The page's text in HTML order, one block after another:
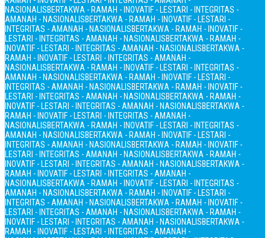
NASIONALISBERTAKWA - RAMAH - INOVATIF - LESTARI - INTEGRITAS -
AMANAH - NASIONALISBERTAKWA - RAMAH - INOVATIF - LESTARI -
INTEGRITAS - AMANAH - NASIONALISBERTAKWA - RAMAH - INOVATIF -
LESTARI - INTEGRITAS - AMANAH - NASIONALISBERTAKWA - RAMAH -
INOVATIF - LESTARI - INTEGRITAS - AMANAH - NASIONALISBERTAKWA -
RAMAH - INOVATIF - LESTARI - INTEGRITAS - AMANAH -
NASIONALISBERTAKWA - RAMAH - INOVATIF - LESTARI - INTEGRITAS -
AMANAH - NASIONALISBERTAKWA - RAMAH - INOVATIF - LESTARI -
INTEGRITAS - AMANAH - NASIONALISBERTAKWA - RAMAH - INOVATIF -
LESTARI - INTEGRITAS - AMANAH - NASIONALISBERTAKWA - RAMAH -
INOVATIF - LESTARI - INTEGRITAS - AMANAH - NASIONALISBERTAKWA -
RAMAH - INOVATIF - LESTARI - INTEGRITAS - AMANAH -
NASIONALISBERTAKWA - RAMAH - INOVATIF - LESTARI - INTEGRITAS -
AMANAH - NASIONALISBERTAKWA - RAMAH - INOVATIF - LESTARI -
INTEGRITAS - AMANAH - NASIONALISBERTAKWA - RAMAH - INOVATIF -
LESTARI - INTEGRITAS - AMANAH - NASIONALISBERTAKWA - RAMAH -
INOVATIF - LESTARI - INTEGRITAS - AMANAH - NASIONALISBERTAKWA -
RAMAH - INOVATIF - LESTARI - INTEGRITAS - AMANAH -
NASIONALISBERTAKWA - RAMAH - INOVATIF - LESTARI - INTEGRITAS -
AMANAH - NASIONALISBERTAKWA - RAMAH - INOVATIF - LESTARI -
INTEGRITAS - AMANAH - NASIONALISBERTAKWA - RAMAH - INOVATIF -
LESTARI - INTEGRITAS - AMANAH - NASIONALISBERTAKWA - RAMAH -
INOVATIF - LESTARI - INTEGRITAS - AMANAH - NASIONALISBERTAKWA -
RAMAH - INOVATIF - LESTARI - INTEGRITAS - AMANAH -